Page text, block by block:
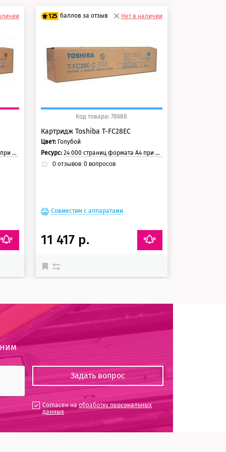
125 баллов за отзыв
125 баллов
Нет в наличии
Код товара: 78688
Картридж Toshiba T-FC28EC
Цвет: Голубой
Ресурс: 24 000 страниц формата А4 при 5% заполнении страницы.
0отзывов 0вопросов
Совместим с аппаратами
11 417 р.
Согласен наобработку персональных
данных